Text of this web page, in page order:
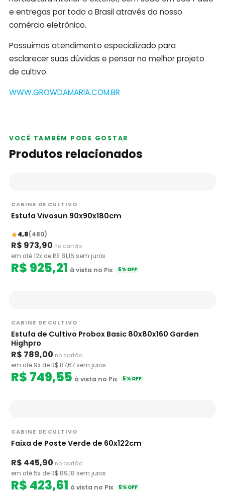
e entregas por todo o Brasil através do nosso
comércio eletrônico.
Possuímos atendimento especializado para
esclarecer suas dúvidas e pensar no melhor projeto
de cultivo.
WWW.GROWDAMARIA.COM.BR
VOCÊ TAMBÉM PODE GOSTAR
Produtos relacionados
CABINE DE CULTIVO
Estufa Vivosun 90x90x180cm
4,8(480)
R$ 973,90 no cartão
em até 12x de R$ 81,16 sem juros
R$ 925,21 à vista no Pix 5% OFF
CABINE DE CULTIVO
Estufa de Cultivo Probox Basic 80x80x160 Garden
Highpro
R$ 789,00 no cartão
em até 9x de R$ 87,67 sem juros
R$ 749,55 à vista no Pix 5% OFF
CABINE DE CULTIVO
Faixa de Poste Verde de 60x122cm
R$ 445,90 no cartão
em até 5x de R$ 89,18 sem juros
R$ 423,61 à vista no Pix 5% OFF